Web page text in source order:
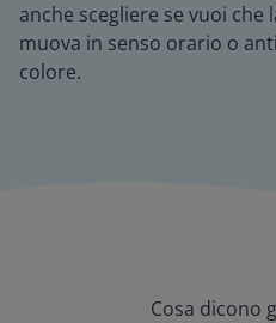
anche scegliere se vuoi
muova in senso orario o
colore.
Cosa dicono